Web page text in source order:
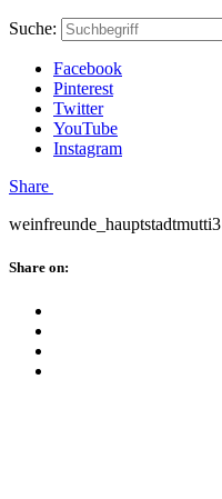
Skip
content
Hauptstadtmutti
Schließen
Search
Schließen
Suche:
Facebook
Pinterest
Twitter
YouTube
Instagram
Menü
Share
weinfreunde_hauptstadtmutti3
Schließen
Share on: